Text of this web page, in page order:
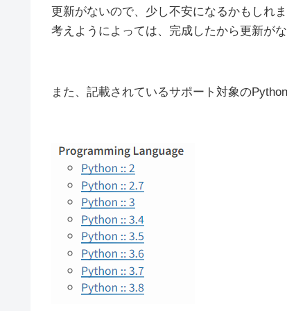
更新がないので、少し不安になるかもしれま
考えようによっては、完成したから更新が
また、記載されているサポート対象の